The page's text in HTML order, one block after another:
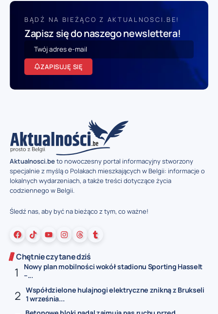
BĄDŹ NA BIEŻĄCO Z AKTUALNOSCI.BE!
Zapisz się do naszego newslettera!
ZAPISUJĘ SIĘ
Aktualnosci.beto nowoczesny portal informacyjny stworzony
specjalnie z myślą o Polakach mieszkających w Belgii: informacje o
lokalnych wydarzeniach, a także treści dotyczące życia
codziennego w Belgii.
Śledź nas, aby być na bieżąco z tym, co ważne!
Chętnie czytane dziś
Nowy plan mobilności wokół stadionu Sporting Hasselt
–...
Współdzielone hulajnogi elektryczne znikną z Brukseli
1 września...